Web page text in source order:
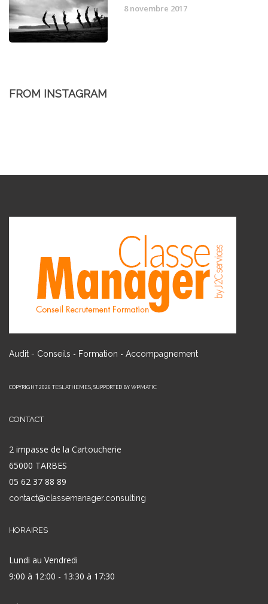
8 novembre 2017
FROM INSTAGRAM
Audit - Conseils - Formation - Accompagnement
COPYRIGHT 2026 TESLATHEMES, SUPPORTED BY WPMATIC
CONTACT
2 impasse de la Cartoucherie
65000 TARBES
05 62 37 88 89
contact@classemanager.consulting
HORAIRES
Lundi au Vendredi
9:00 à 12:00 - 13:30 à 17:30